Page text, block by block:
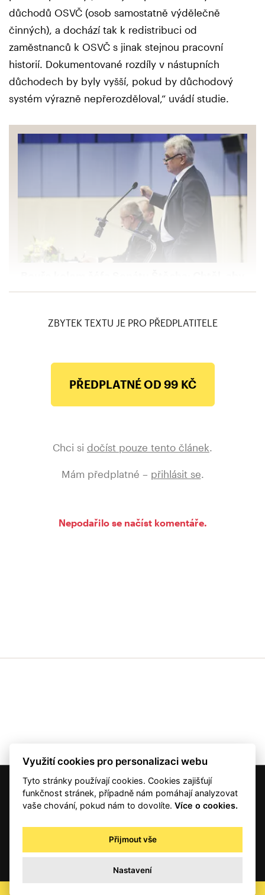
důchodů OSVČ (osob samostatně výdělečně
činných), a dochází tak k redistribuci od
zaměstnanců k OSVČ s jinak stejnou pracovní
historií. Dokumentované rozdíly v nástupních
důchodech by byly vyšší, pokud by důchodový
systém výrazně nepřerozděloval,“ uvádí studie.
živnostníci platili víc, a hnal je do
ZBYTEK TEXTU JE PRO PŘEDPLATITELE
PŘEDPLATNÉ OD 99 KČ
Chci si dočíst pouze tento článek
Mám předplatné – přihlásit se
Nepodařilo se načíst komentáře.
© 2001 — 2026 Copyright CMI News a dodavatelé obsahu. |
Autorská práva
Zpracování osobních údajů - registrovaní a předplatitelé
Zpracování osobních údajů pro novinářské a další účely
Obchodní podmínky
Využití cookies pro personalizaci webu
Tyto stránky používají cookies. Cookies zajišťují
funkčnost stránek, případně nám pomáhají analyzovat
vaše chování, pokud nám to dovolíte.Více o cookies.
Přijmout vše
Nastavení